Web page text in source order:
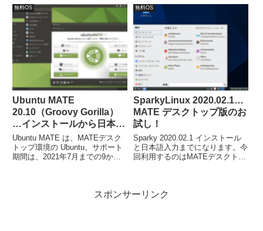
力は「MX パッケージインストー
ラー」で、必要な言語パッケージ
をインストールします。
く完了し、再起動後は日本語入力
できるようになっていました。
無料OS
Ubuntu MATE
20.10（Groovy Gorilla）
…インストールから日本語
入力まで！
Ubuntu MATE は、MATEデスク
トップ環境の Ubuntu。サポート
期間は、2021年7月までの9か月
ンストールしています。
無料OS
SparkyLinux 2020.02.1…
MATE デスクトップ版のお
試し！
Sparky 2020.02.1 インストール
と日本語入力までになります。今
回利用するのはMATEデスクトッ
は少なく、非常に簡単に終了しま
スポンサーリンク